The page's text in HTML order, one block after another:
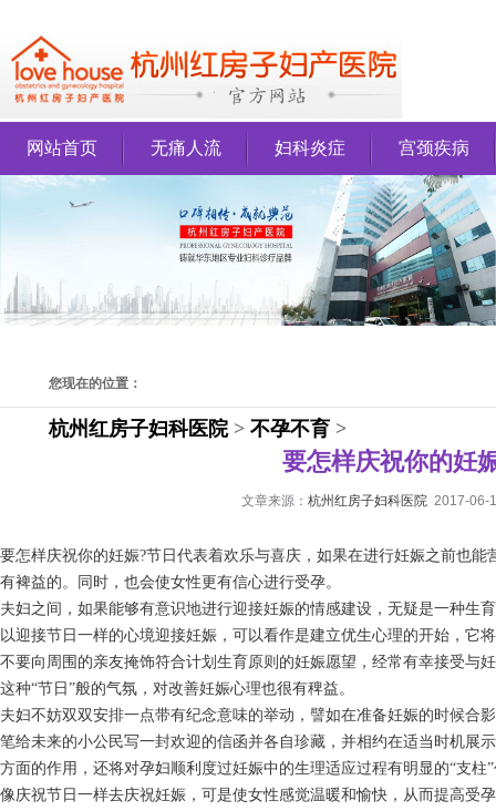
网站首页 无痛人流 妇科炎症 宫颈疾病
您现在的位置：
杭州红房子妇科医院> 不孕不育 >
要怎样庆祝你的妊
文章来源： 杭州红房子妇科医院 2017-06-
要怎样庆祝你的妊娠?节日代表着欢乐与喜庆，如果在进行妊娠之前也
有裨益的。同时，也会使女性更有信心进行受孕。
夫妇之间，如果能够有意识地进行迎接妊娠的情感建设，无疑是一种生
以迎接节日一样的心境迎接妊娠，可以看作是建立优生心理的开始，它
不要向周围的亲友掩饰符合计划生育原则的妊娠愿望，经常有幸接受与
这种“节日”般的气氛，对改善妊娠心理也很有稗益。
夫妇不妨双双安排一点带有纪念意味的举动，譬如在准备妊娠的时候合
笔给未来的小公民写一封欢迎的信函并各自珍藏，并相约在适当时机展
方面的作用，还将对孕妇顺利度过妊娠中的生理适应过程有明显的“支柱
像庆祝节日一样去庆祝妊娠，可是使女性感觉温暖和愉快，从而提高受